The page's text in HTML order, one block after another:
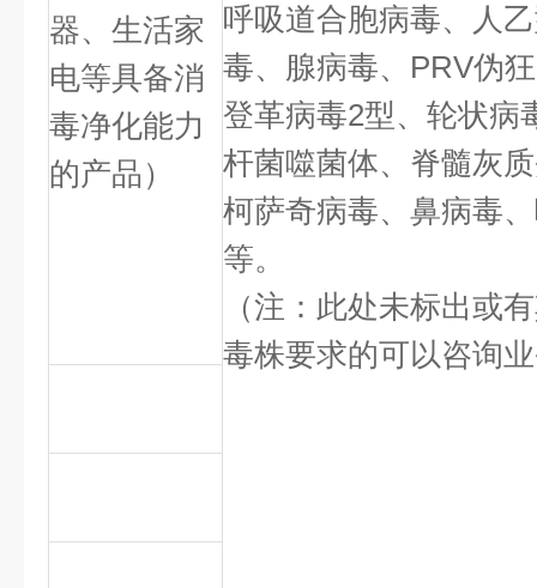
器、生活家
电等具备消
毒净化能力
的产品）
呼吸道合胞病毒、人
毒、腺病毒、PRV伪
登革病毒2型、轮状病
杆菌噬菌体、脊髓灰
柯萨奇病毒、鼻病毒
等。
（注：此处未标出或
毒株要求的可以咨询